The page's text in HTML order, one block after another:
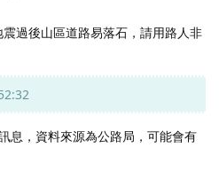
過後山區道路易落石，請用路人非
息，資料來源為公路局，可能會有